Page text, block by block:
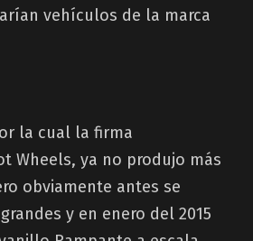
vehículos de la marca
la cual la firma
Wheels, ya no produjo más
obviamente antes se
y en enero del 2015